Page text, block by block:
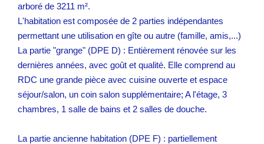
arboré de 3211 m².
L'habitation est composée de 2 parties indépendantes
permettant une utilisation en gîte ou autre (famille, amis,...)
La partie "grange" (DPE D) : Entièrement rénovée sur les
dernières années, avec goût et qualité. Elle comprend au
RDC une grande pièce avec cuisine ouverte et espace
séjour/salon, un coin salon supplémentaire; A l'étage, 3
chambres, 1 salle de bains et 2 salles de douche.
La partie ancienne habitation (DPE F) : partiellement